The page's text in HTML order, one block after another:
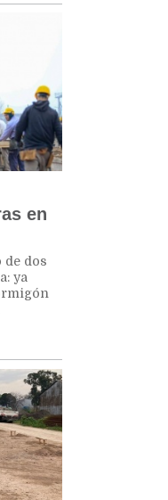
en
de dos
ya